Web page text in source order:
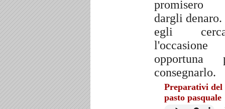
promisero
dargli denaro.
egli
l'occasione
opportuna
consegnarlo.
Preparativi del
pasto pasquale